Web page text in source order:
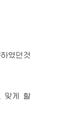
였던것
맞게 할